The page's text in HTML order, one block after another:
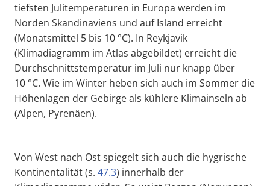
tiefsten Julitemperaturen in Europa werden im
Norden Skandinaviens und auf Island erreicht
(Monatsmittel 5 bis 10 °C). In Reykjavik
(Klimadiagramm im Atlas abgebildet) erreicht die
Durchschnittstemperatur im Juli nur knapp über
10 °C. Wie im Winter heben sich auch im Sommer die
Höhenlagen der Gebirge als kühlere Klimainseln ab
(Alpen, Pyrenäen).
Von West nach Ost spiegelt sich auch die hygrische
Kontinentalität (s. 47.3) innerhalb der